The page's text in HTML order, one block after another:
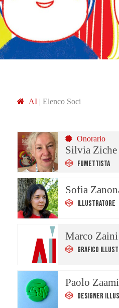
AI | Elenco Soci
Onorario
Silvia Ziche
Fumettista
Sofia
Illustratore
Marco Zaini
Grafico
Paolo Zaami
Designer